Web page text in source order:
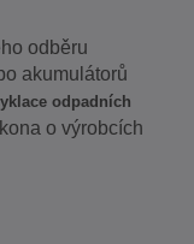
odběru
akumulátorů
odpadních
o výrobcích